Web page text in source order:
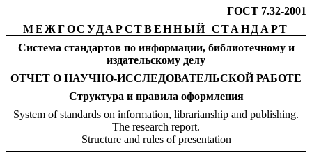
ГОСТ 7.32-2001
МЕЖГОСУДАРСТВЕННЫЙ СТАНДАРТ
Система стандартов по информации, библиотечному и
издательскому делу
ОТЧЕТ О НАУЧНО-ИССЛЕДОВАТЕЛЬСКОЙ РАБОТЕ
Структура и правила оформления
System of standards on information, librarianship and publishing.
The research report.
Structure and rules of presentation